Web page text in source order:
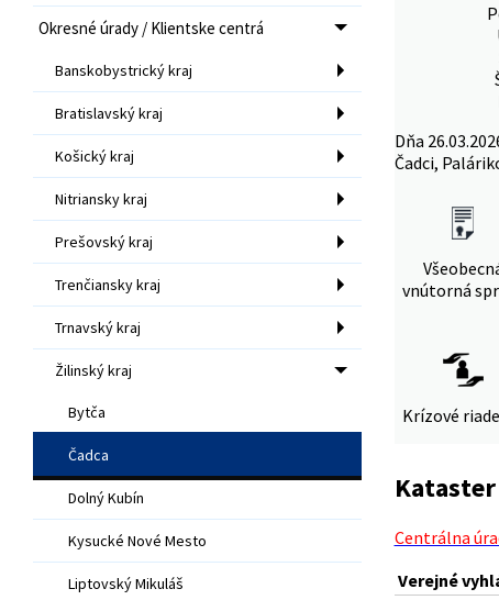
Okresné úrady / Klientske centrá
Banskobystrický kraj
Bratislavský kraj
Košický kraj
Nitriansky kraj
Prešovský kraj
Trenčiansky kraj
Trnavský kraj
Žilinský kraj
Bytča
Čadca
Dolný Kubín
Kysucké Nové Mesto
Liptovský Mikuláš
Dňa
Čadci,
vnútorná
Krízové
Centrálna
Verejné